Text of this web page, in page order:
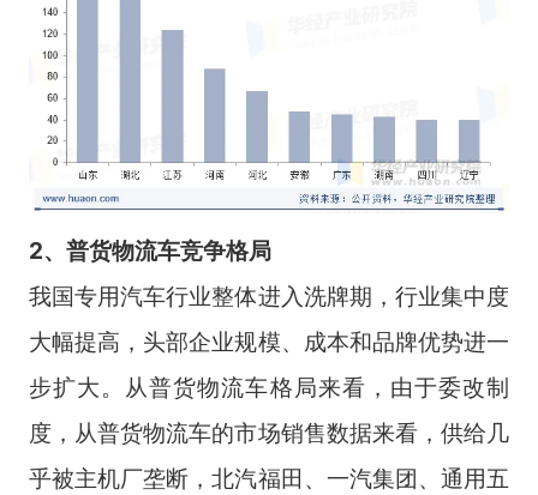
2、 普货物流车竞争格局
我国专用汽车行业整体进入洗牌期，行业集中度
大幅提高，头部企业规模、成本和品牌优势进一
步扩大。从普货物流车格局来看，由于委改制
度，从普货物流车的市场销售数据来看，供给几
乎被主机厂垄断，北汽福田、一汽集团、通用五